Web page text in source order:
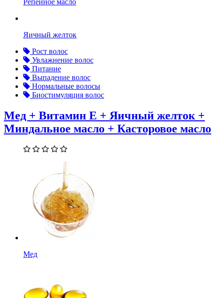
Репейное масло
Яичный желток
Рост волос
Увлажнение волос
Питание
Выпадение волос
Нормальные волосы
Биостимуляция волос
Мед + Витамин Е + Яичный желток +
Миндальное масло + Касторовое масло
Мед